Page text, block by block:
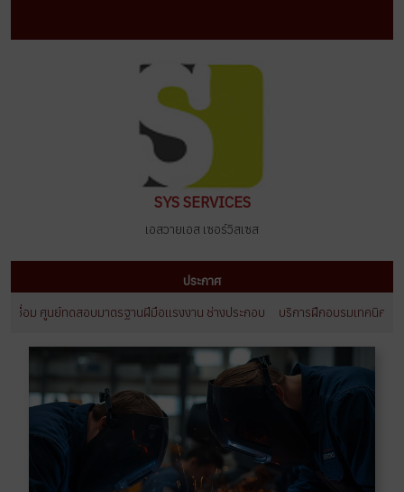
SYS SERVICES
เอสวายเอส เซอร์วิสเซส
ประกาศ
อม ศูนย์ทดสอบมาตรฐานฝีมือเเรงงาน ช่างประกอบ
บริการฝึกอบรมเทคนิคการเชื่